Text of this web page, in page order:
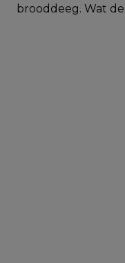
brooddeeg. Wat